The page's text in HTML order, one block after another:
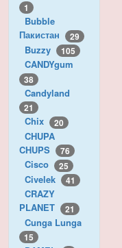
1
Bubble
Пакистан
29
Buzzy 105
CANDYgum
38
Candyland
21
Chix 20
CHUPA
CHUPS
76
Cisco 25
Civelek 41
CRAZY
PLANET
21
Cunga Lunga
15